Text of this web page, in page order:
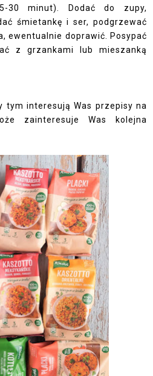
30 minut). Dodać do zupy,
śmietankę i ser, podgrzewać
ewentualnie doprawić. Posypać
z grzankami lub mieszanką
tym interesują Was przepisy na
zainteresuje Was kolejna